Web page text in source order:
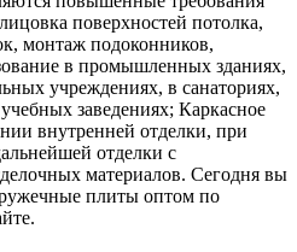
поверхностей потолка,
монтаж подоконников,
в промышленных зданиях,
учреждениях, в санаториях,
заведениях; Каркасное
внутренней отделки, при
отделки с
материалов. Сегодня вы
плиты оптом по